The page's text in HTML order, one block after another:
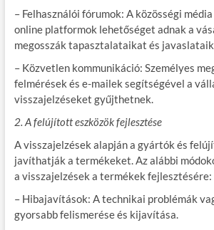
– Felhasználói fórumok: A közösségi
online platformok lehetőséget adnak a
megosszák tapasztalataikat és
– Közvetlen kommunikáció: Személyes
felmérések és e-mailek segítségével a
visszajelzéseket gyűjthetnek.
2. A felújított eszközök fejlesztése
A visszajelzések alapján a gyártók és
javíthatják a termékeket. Az alábbi
a visszajelzések a termékek fejlesztésére:
– Hibajavítások: A technikai problémák
gyorsabb felismerése és kijavítása.